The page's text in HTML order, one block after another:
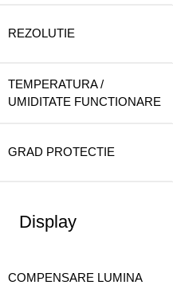
REZOLUTIE
TEMPERATURA /
UMIDITATE FUNCTIONARE
GRAD PROTECTIE
Display
COMPENSARE LUMINA